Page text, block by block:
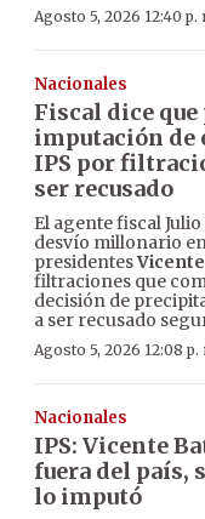
Agosto 5, 2026 12:40 p.
Nacionales
Fiscal dice
imputación de
IPS por
ser recusado
El agente fiscal
desvío millonario
presidentes
filtraciones que
decisión de
a ser recusado
Agosto 5, 2026 12:08 p.
Nacionales
IPS: Vicente
fuera del país,
lo imputó